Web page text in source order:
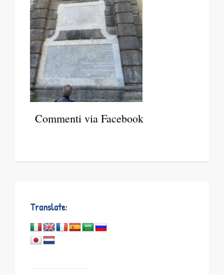
Commenti via Facebook
Translate: